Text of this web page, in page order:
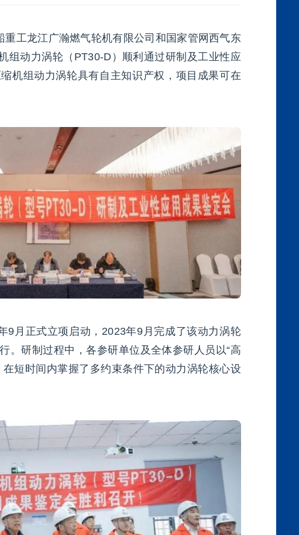
工龙江广瀚燃气轮机有限公司和国家管网西气东
组动力涡轮（PT30-D）顺利通过研制及工业性应
机组动力涡轮具有自主知识产权，项目成果可在
9月正式立项启动，2023年9月完成了该动力涡轮
。研制过程中，各参研单位及全体参研人员以“高
短时间内掌握了多约束条件下的动力涡轮核心设